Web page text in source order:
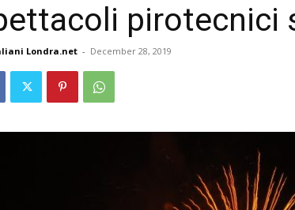
pirotecnici
Londra.net - December 28, 2019